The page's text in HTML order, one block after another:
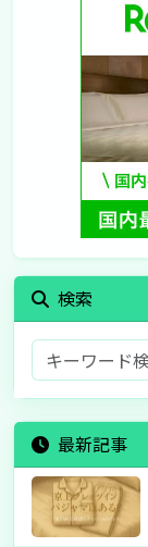
検索
最新記事